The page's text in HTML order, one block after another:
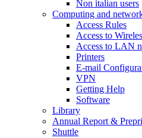
Non italian users
Computing and
Access Rules
Access to
Access to LAN
Printers
E-mail
VPN
Getting Help
Software
Library
Annual Report &
Shuttle